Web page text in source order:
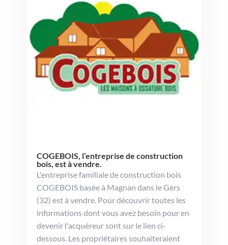
COGEBOIS, l’entreprise de construction
bois, est à vendre.
L'entreprise familiale de construction bois
COGEBOIS basée à Magnan dans le Gers
(32) est à vendre. Pour découvrir toutes les
informations dont vous avez besoin pour en
devenir l'acquéreur sont sur le lien ci-
dessous. Les propriétaires souhaiteraient